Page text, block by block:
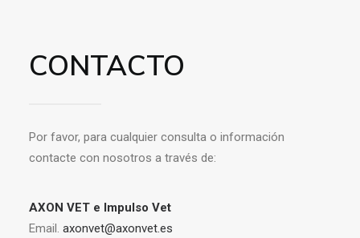
CONTACTO
Por favor, para cualquier consulta o información
contacte con nosotros a través de:
AXON VET e Impulso Vet
Email. axonvet@axonvet.es